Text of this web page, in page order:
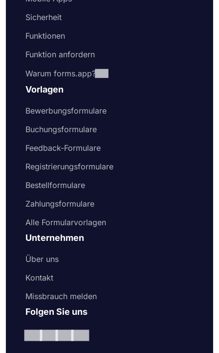
Sicherheit
Funktionen
Funktion anfordern
Warum forms.app?
Vorlagen
Bewerbungsformulare
Buchungsformulare
Feedback-Formulare
Registrierungsformulare
Bestellformulare
Zahlungsformulare
Alle Formularvorlagen
Unternehmen
Über uns
Kontakt
Missbrauch melden
Folgen Sie uns